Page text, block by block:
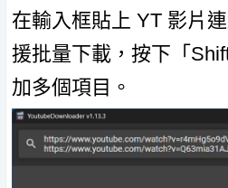
在輸入框貼上 YT 影片
援批量下載，按下「
加多個項目。